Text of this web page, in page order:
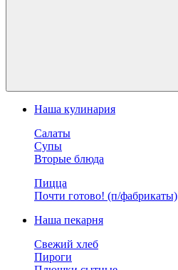
Наша кулинария
Салаты
Супы
Вторые блюда
Пицца
Почти готово! (п/фабрикаты)
Наша пекарня
Свежий хлеб
Пироги